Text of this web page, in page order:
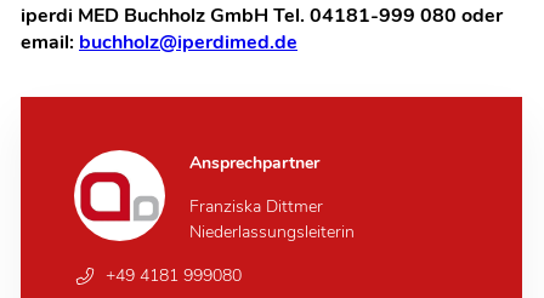
Ansprechpartner
Franziska Dittmer
Niederlassungsleiterin
+49 4181 999080
iperdi MED Buchholz GmbH Tel. 04181-999 080 oder
email: buchholz@iperdimed.de